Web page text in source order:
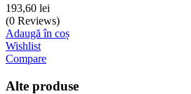
193,60 lei
(0 Reviews)
Adaugă în coș
Wishlist
Compare
Alte produse